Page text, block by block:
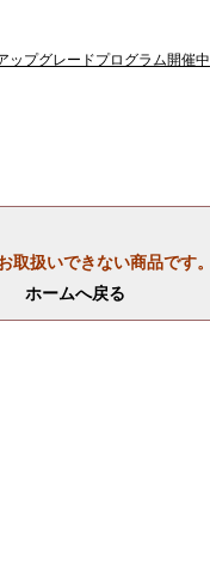
ップグレードプログラム開催中
取扱いできない商品です。
ホームへ戻る